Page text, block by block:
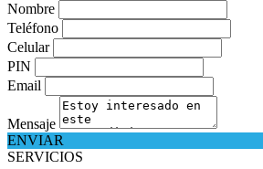
Nombre
Teléfono
Celular
PIN
Email
Mensaje
ENVIAR
SERVICIOS